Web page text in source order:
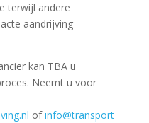
terwijl andere
aandrijving
kan TBA u
Neemt u voor
ofinfo@transport